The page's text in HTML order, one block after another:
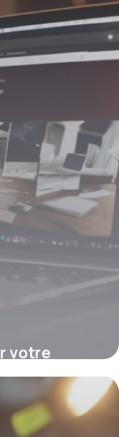
votre